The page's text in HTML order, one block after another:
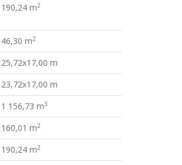
190,24 m2
46,30 m2
25,72x17,00 m
23,72x17,00 m
1 156,73 m3
160,01 m2
190,24 m2